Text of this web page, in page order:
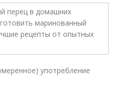
употребление